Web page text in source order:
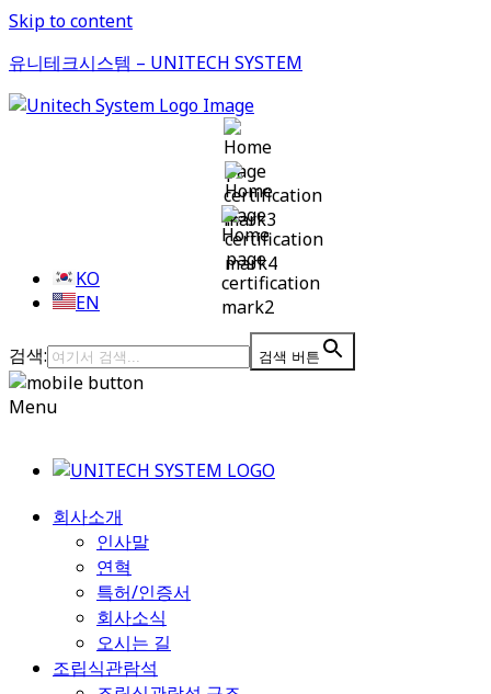
Skip to content
유니테크시스템 – UNITECH SYSTEM
KO
EN
검색: 검색 버튼
Menu
회사소개
인사말
연혁
특허/인증서
회사소식
오시는 길
조립식관람석